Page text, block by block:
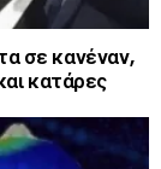
σε κανέναν,
κατάρες